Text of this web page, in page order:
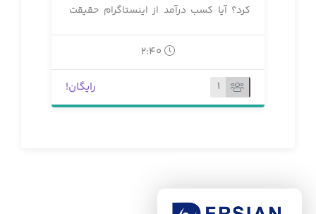
کرد؟ آیا کسب درآمد از اینستاگرام حقیقت
داره؟
1 رایگان!